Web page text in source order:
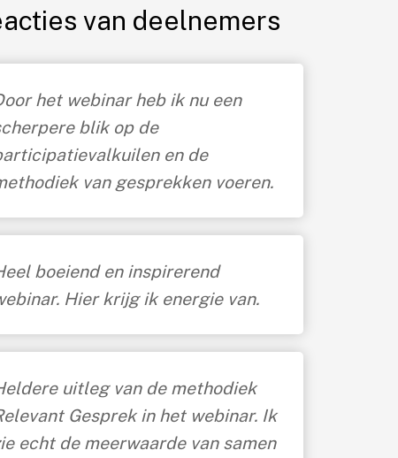
van deelnemers
het webinar heb ik nu een
blik op de
en de
van gesprekken voeren.
boeiend en inspirerend
Hier krijg ik energie van.
uitleg van de methodiek
Gesprek in het webinar. Ik
echt de meerwaarde van samen